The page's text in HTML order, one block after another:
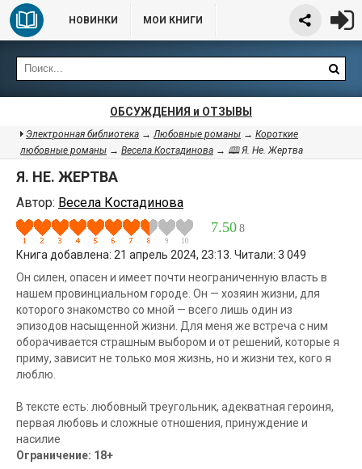
НОВИНКИ МОИ КНИГИ
ОБСУЖДЕНИЯ и ОТЗЫВЫ
Электронная библиотека →Любовные романы → Короткие
любовные романы → Весела Костадинова → 🕮 Я. Не. Жертва
Я. НЕ. ЖЕРТВА
Автор: Весела Костадинова
7.50 8
Книга добавлена: 21 апрель 2024, 23:13. Читали: 3 049
Он силен, опасен и имеет почти неограниченную власть в
нашем провинциальном городе. Он — хозяин жизни, для
которого знакомство со мной — всего лишь один из
эпизодов насыщенной жизни. Для меня же встреча с ним
оборачивается страшным выбором и от решений, которые я
приму, зависит не только моя жизнь, но и жизни тех, кого я
люблю.
В тексте есть: любовный треугольник, адекватная героиня,
первая любовь и сложные отношения, принуждение и
насилие
Ограничение: 18+